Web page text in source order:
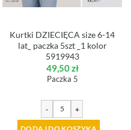
Kurtki DZIECIĘCA size 6-14
lat_ paczka 5szt _1 kolor
5919943
49,50zł
Paczka 5
- +